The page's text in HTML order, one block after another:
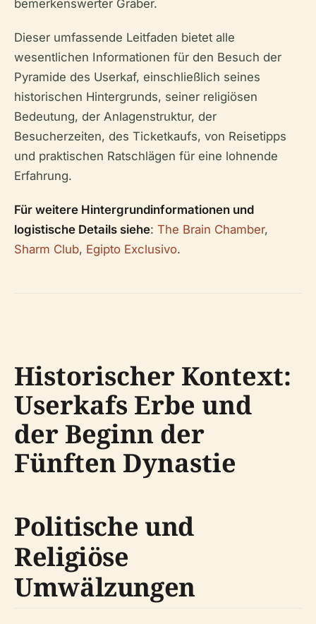
bemerkenswerter Gräber.
Dieser umfassende Leitfaden bietet alle
wesentlichen Informationen für den Besuch der
Pyramide des Userkaf, einschließlich seines
historischen Hintergrunds, seiner religiösen
Bedeutung, der Anlagenstruktur, der
Besucherzeiten, des Ticketkaufs, von Reisetipps
und praktischen Ratschlägen für eine lohnende
Erfahrung.
Für weitere Hintergrundinformationen und
logistische Details siehe: The Brain Chamber,
Sharm Club, Egipto Exclusivo.
Historischer Kontext:
Userkafs Erbe und
der Beginn der
Fünften Dynastie
Politische und
Religiöse
Umwälzungen